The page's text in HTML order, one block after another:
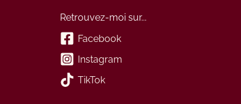
Retrouvez-moi sur...
Facebook
Instagram
TikTok